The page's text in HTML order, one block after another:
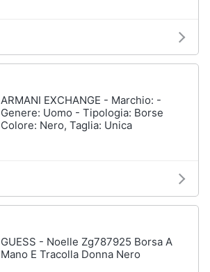
ARMANI EXCHANGE - Marchio: -
Genere: Uomo - Tipologia: Borse
Colore: Nero, Taglia: Unica
GUESS - Noelle Zg787925 Borsa A
Mano E Tracolla Donna Nero